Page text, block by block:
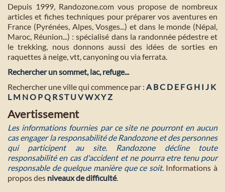
Depuis 1999, Randozone.com vous propose de nombreux
articles et fiches techniques pour préparer vos aventures en
France (Pyrénées, Alpes, Vosges...) et dans le monde (Népal,
Maroc, Réunion...) : spécialisé dans la randonnée pédestre et
le trekking, nous donnons aussi des idées de sorties en
raquettes à neige, vtt, canyoning ou via ferrata.
Rechercher un sommet, lac, refuge...
Rechercher une ville qui commence par : A BC D E FG H I J K
L M NO PQ RST U VWXYZ
Avertissement
Les informations fournies par ce site ne pourront en aucun
cas engager la responsabilité de Randozone et des personnes
qui participent au site. Randozone décline toute
responsabilité en cas d'accident et ne pourra etre tenu pour
responsable de quelque manière que ce soit. Informations à
propos des niveaux de difficulté.